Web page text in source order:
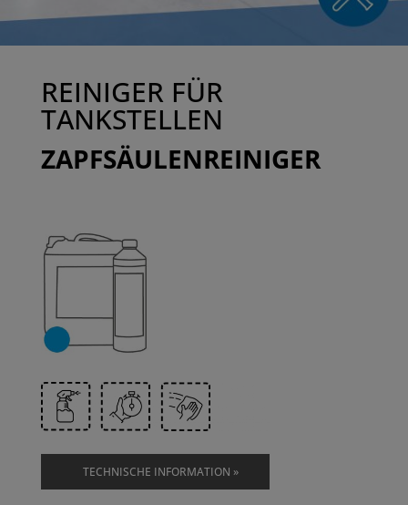
REINIGER FÜR
TANKSTELLEN
ZAPFSÄULENREINIGER
TECHNISCHE INFORMATION »